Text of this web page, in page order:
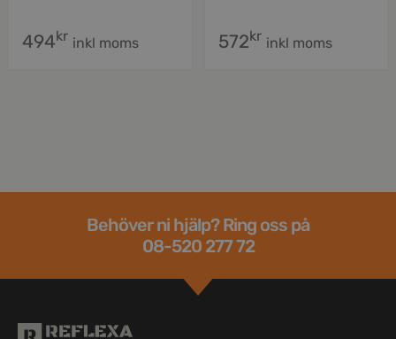
494kr inkl moms 572kr inkl moms
Behöver ni hjälp? Ring oss på
08-520 277 72